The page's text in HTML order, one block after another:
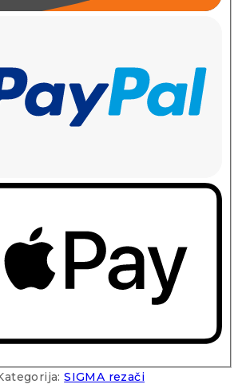
SIGMA rezači